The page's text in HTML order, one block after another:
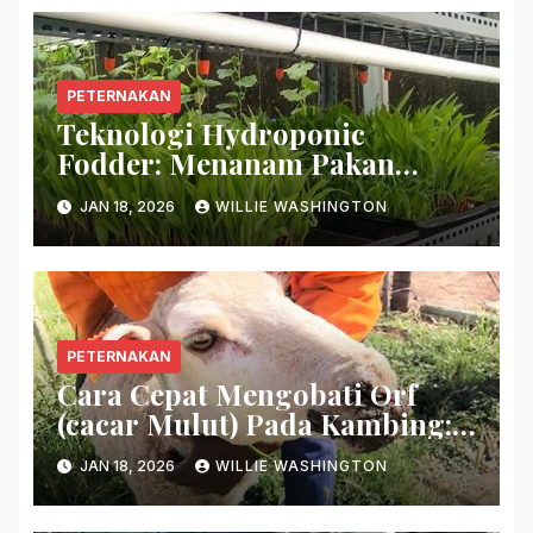
PETERNAKAN
Teknologi Hydroponic
Fodder: Menanam Pakan
Hijauan Di Lahan Sempit
Hanya Dalam 7 Hari!
JAN 18, 2026 WILLIE WASHINGTON
PETERNAKAN
Cara Cepat Mengobati Orf
(cacar Mulut) Pada Kambing:
Hilangkan Keropeng Busuk
Secara Tuntas!
JAN 18, 2026 WILLIE WASHINGTON